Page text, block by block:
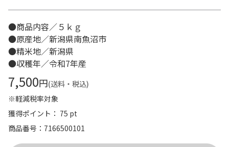
●商品内容／５ｋｇ
●原産地／新潟県南魚沼市
●精米地／新潟県
●収穫年／令和7年産
7,500円(送料・税込)
※軽減税率対象
獲得ポイント： 75 pt
商品番号
7166500101